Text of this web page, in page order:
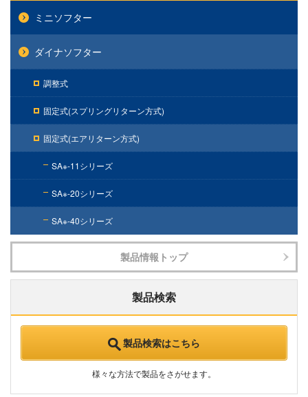
ミニソフター
ダイナソフター
調整式
固定式(スプリングリターン方式)
固定式(エアリターン方式)
SA※-11シリーズ
SA※-20シリーズ
SA※-40シリーズ
製品情報トップ
製品検索
製品検索はこちら
様々な方法で製品をさがせます。